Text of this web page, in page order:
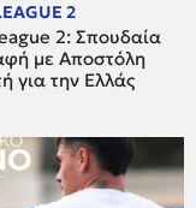
2
2: Σπουδαία
με Αποστόλη
για την Ελλάς